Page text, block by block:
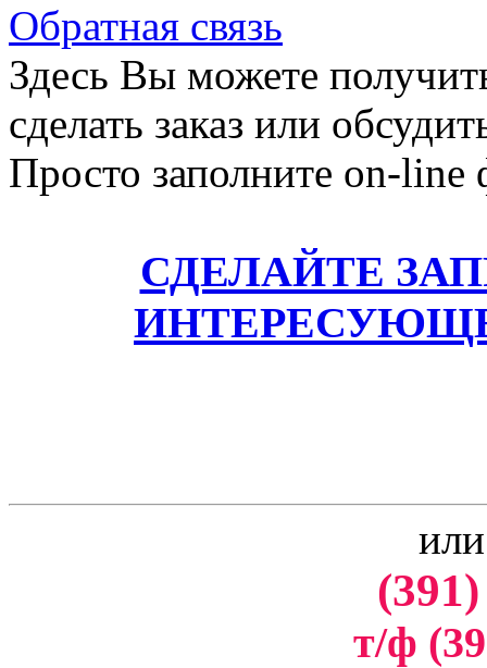
Обратная связь
Здесь Вы можете
сделать заказ или
Просто заполните on-
СДЕЛАЙТЕ
т/ф